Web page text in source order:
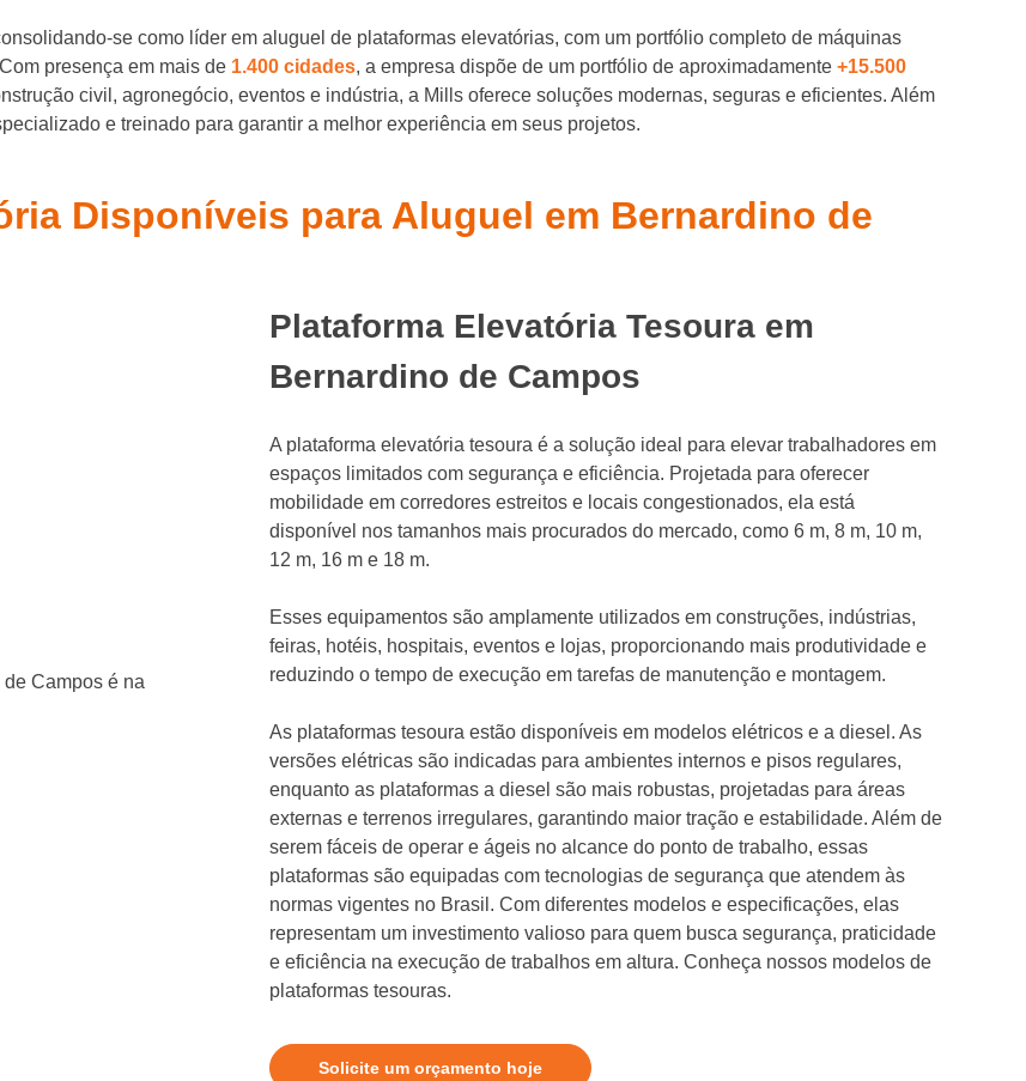
se como líder em aluguel de plataformas elevatórias, com um portfólio completo de máquinas
presença em mais de 1.400 cidades, a empresa dispõe de um portfólio de aproximadamente+15.500
civil, agronegócio, eventos e indústria, a Mills oferece soluções modernas, seguras e eficientes. Além
e treinado para garantir a melhor experiência em seus projetos.
Disponíveis para Aluguel em Bernardino de
Plataforma Elevatória Tesoura em
Bernardino de Campos
A plataforma elevatória tesoura é a solução ideal para elevar trabalhadores em
espaços limitados com segurança e eficiência. Projetada para oferecer
mobilidade em corredores estreitos e locais congestionados, ela está
disponível nos tamanhos mais procurados do mercado, como 6 m, 8 m, 10 m,
12 m, 16 m e 18 m.
Esses equipamentos são amplamente utilizados em construções, indústrias,
feiras, hotéis, hospitais, eventos e lojas, proporcionando mais produtividade e
reduzindo o tempo de execução em tarefas de manutenção e montagem.
As plataformas tesoura estão disponíveis em modelos elétricos e a diesel. As
versões elétricas são indicadas para ambientes internos e pisos regulares,
enquanto as plataformas a diesel são mais robustas, projetadas para áreas
externas e terrenos irregulares, garantindo maior tração e estabilidade. Além de
serem fáceis de operar e ágeis no alcance do ponto de trabalho, essas
plataformas são equipadas com tecnologias de segurança que atendem às
normas vigentes no Brasil. Com diferentes modelos e especificações, elas
representam um investimento valioso para quem busca segurança, praticidade
e eficiência na execução de trabalhos em altura. Conheça nossos modelos de
plataformas tesouras.
Solicite um orçamento hoje